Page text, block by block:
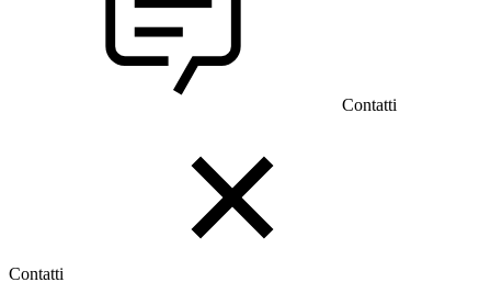
Contatti
Contatti